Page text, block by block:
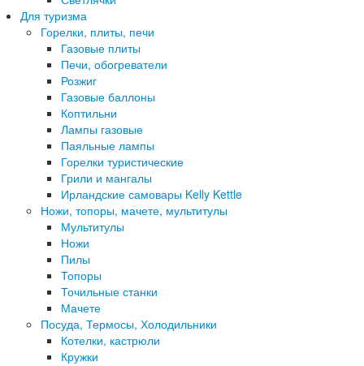
Для туризма
Горелки, плиты, печи
Газовые плиты
Печи, обогреватели
Розжиг
Газовые баллоны
Коптильни
Лампы газовые
Паяльные лампы
Горелки туристические
Грили и мангалы
Ирландские самовары Kelly Kettle
Ножи, топоры, мачете, мультитулы
Мультитулы
Ножи
Пилы
Топоры
Точильные станки
Мачете
Посуда, Термосы, Холодильники
Котелки, кастрюли
Кружки